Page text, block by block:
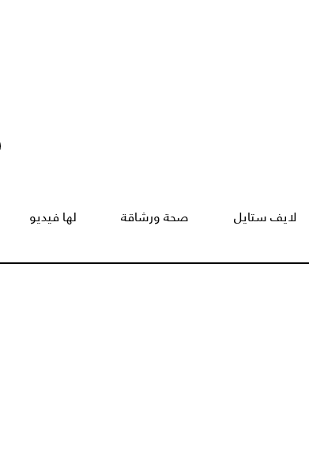
لايف ستايل صحة ورشاقة لها فيديو